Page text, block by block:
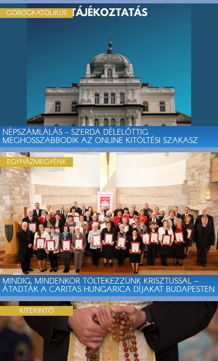
NÉPSZÁMLÁLÁS - SZERDA DÉLELŐTTIG
MEGHOSSZABBODIK AZ ONLINE KITÖLTÉSI SZAKASZ
GÖRÖGKATOLIKUS
MINDIG, MINDENKOR TÖLTEKEZZÜNK KRISZTUSSAL –
ÁTADTÁK A CARITAS HUNGARICA DÍJAKAT BUDAPESTEN
EGYHÁZMEGYÉNK
KITEKINTŐ